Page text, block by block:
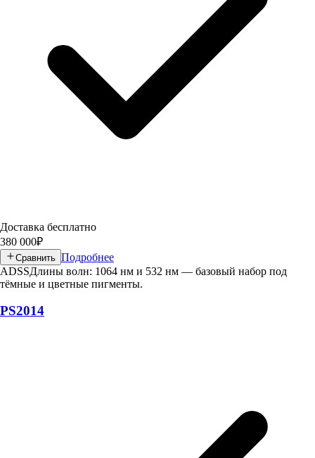
Доставка бесплатно
380 000₽
Сравнить Подробнее
ADSSДлины волн: 1064 нм и 532 нм — базовый набор под
тёмные и цветные пигменты.
PS2014